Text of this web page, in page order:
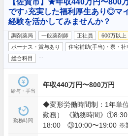
です♪充実した福利厚生あり◎マ
経験を活かしてみませんか？
調剤薬局 一般薬剤師 正社員 600万以上
ボーナス・賞与あり
住宅補助(手当)・寮・社
総合科目
給与・手当
年収440万円〜800万円
勤務時間
◆変形労働時間制：1年単
勤務） 《勤務時間》
18:00 ③10:00〜19:00 ※業